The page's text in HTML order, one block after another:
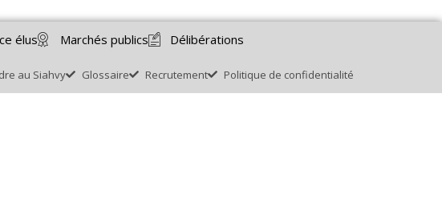
élus Marchés publics Délibérations
au Siahvy Glossaire Recrutement Politique de confidentialité